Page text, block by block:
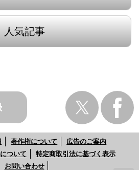
人気記事
著作権について
広告のご案内
ついて
特定商取引法に基づく表示
お問い合わせ